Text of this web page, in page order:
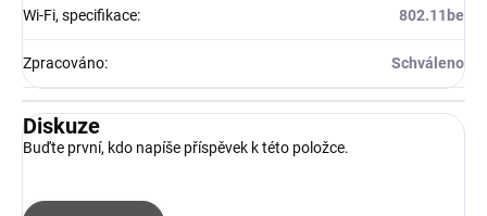
Wi-Fi, specifikace: 802.11be
Zpracováno: Schváleno
Diskuze
Buďte první, kdo napíše příspěvek k této položce.